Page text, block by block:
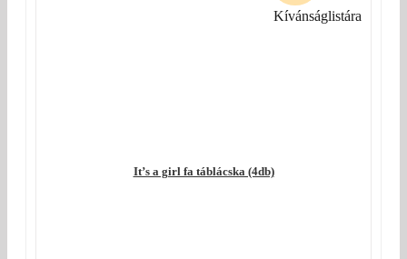
It’s a girl fa táblácska (4db)
Kívánságlistára